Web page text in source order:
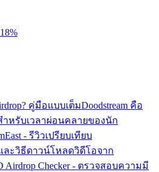
ลเงินสด
%
คู่มือแบบเต็มDoodstream คือ
หรับเวลาผ่อนคลายของนัก
- รีวิวเปรียบเทียบ
และวิธีดาวน์โหลดวิดีโอจาก
Airdrop Checker - ตรวจสอบความมี